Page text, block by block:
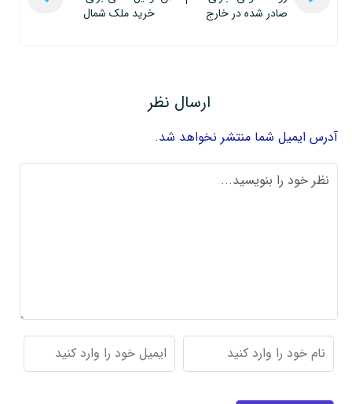
صادر شده در خارج
خرید ملک شمال
ارسال نظر
آدرس ایمیل شما منتشر نخواهد شد.